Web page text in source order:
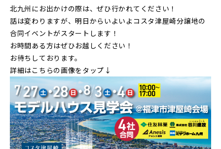
北九州にお出かけの際は、ぜひ行かれてください！
話は変わりますが、明日からいよいよコスタ津屋崎分譲地の
合同イベントがスタートします！
お時間ある方はぜひお越しください！
お待ちしております。
詳細はこちらの画像をタップ↓